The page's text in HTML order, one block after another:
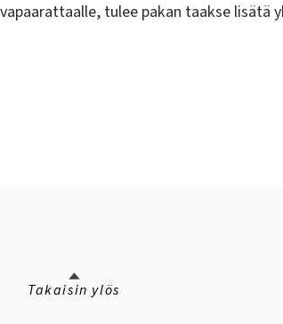
tulee pakan taakse lisätä
Takaisin ylös